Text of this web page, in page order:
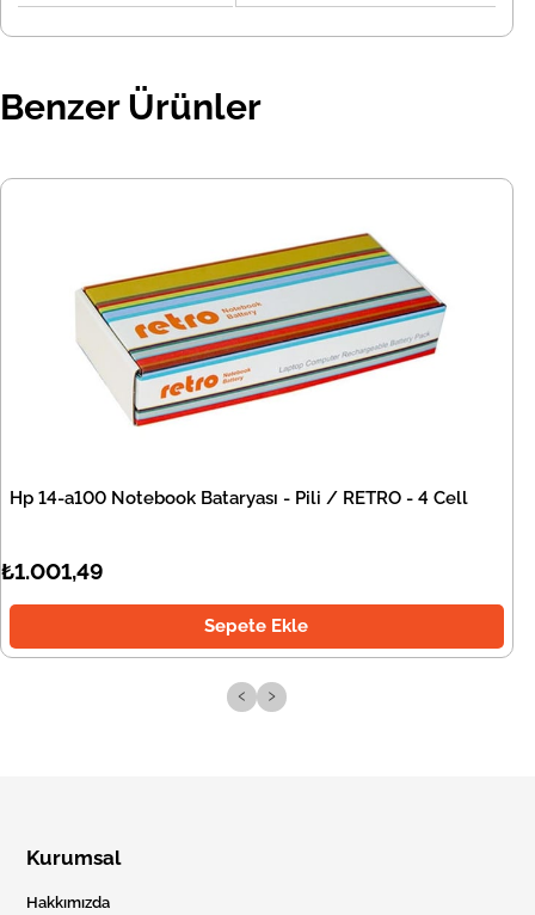
Benzer Ürünler
Hp 14-a100 Notebook Bataryası - Pili / RETRO - 4 Cell
₺1.001,49
Sepete Ekle
‹ ›
Kurumsal
Hakkımızda